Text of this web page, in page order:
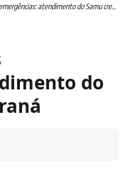
atendimento do Samu cresce no Paraná
do